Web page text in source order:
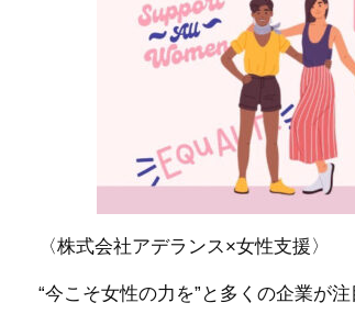
〈株式会社アデランス×女性支援〉
“今こそ女性の力を”と多くの企業が